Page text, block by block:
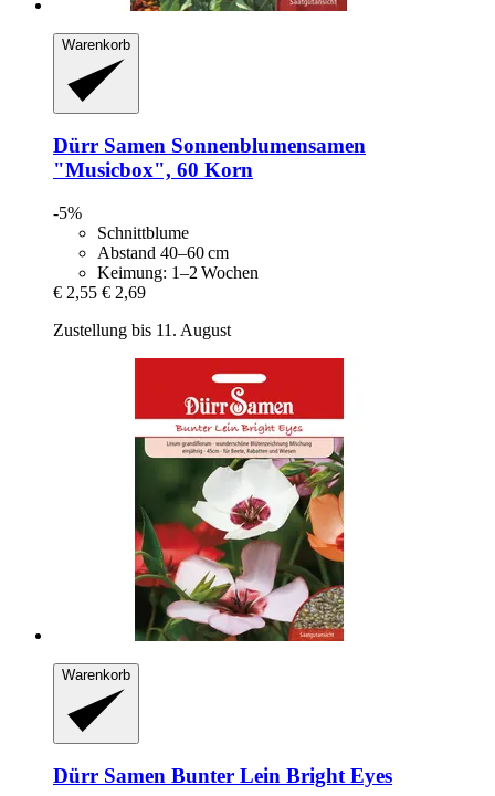
Warenkorb
Dürr Samen Sonnenblumensamen
"Musicbox", 60 Korn
-5%
Schnittblume
Abstand 40–60 cm
Keimung: 1–2 Wochen
€ 2,55 € 2,69
Zustellung bis 11. August
Warenkorb
Dürr Samen Bunter Lein Bright Eyes